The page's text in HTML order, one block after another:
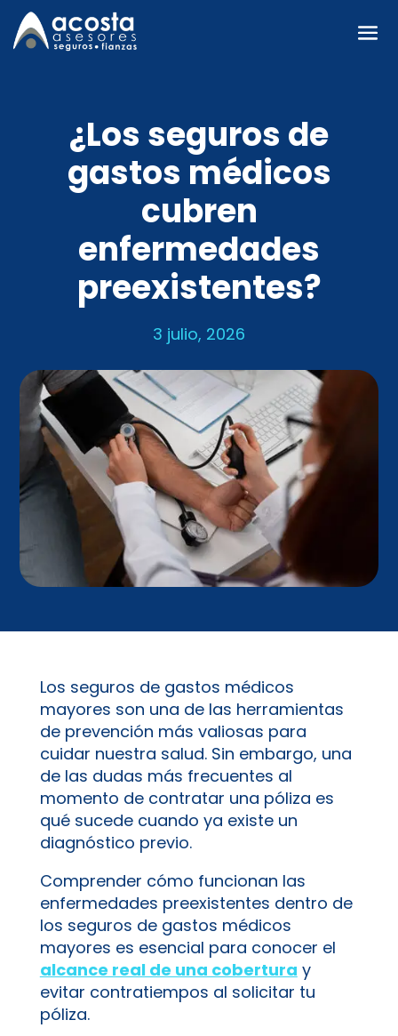
¿Los seguros de
gastos médicos
cubren
enfermedades
preexistentes?
3 julio, 2026
Los seguros de gastos médicos
mayores son una de las herramientas
de prevención más valiosas para
cuidar nuestra salud. Sin embargo, una
de las dudas más frecuentes al
momento de contratar una póliza es
qué sucede cuando ya existe un
diagnóstico previo.
Comprender cómo funcionan las
enfermedades preexistentes dentro de
los seguros de gastos médicos
mayores es esencial para conocer el
alcance real de una cobertura y
evitar contratiempos al solicitar tu
póliza.